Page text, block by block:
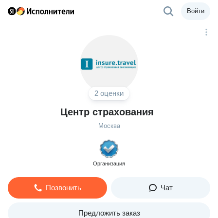
Войти
2 оценки
Центр страхования
Москва
Организация
Позвонить Чат
Предложить заказ